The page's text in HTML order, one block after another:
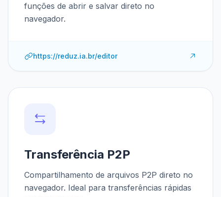
funções de abrir e salvar direto no
navegador.
https://reduz.ia.br/editor
Transferência P2P
Compartilhamento de arquivos P2P direto no
navegador. Ideal para transferências rápidas